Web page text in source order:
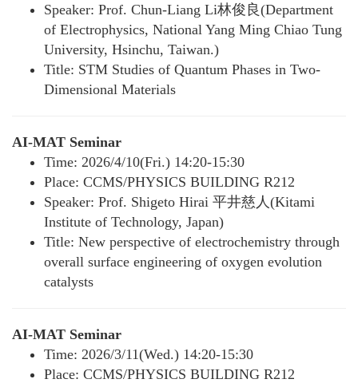
Speaker: Prof. Chun-Liang Li林俊良(Department
of Electrophysics, National Yang Ming Chiao Tung
University, Hsinchu, Taiwan.)
Title: STM Studies of Quantum Phases in Two-
Dimensional Materials
AI-MAT Seminar
Time: 2026/4/10(Fri.) 14:20-15:30
Place: CCMS/PHYSICS BUILDING R212
Speaker: Prof. Shigeto Hirai 平井慈人(Kitami
Institute of Technology, Japan)
Title: New perspective of electrochemistry through
overall surface engineering of oxygen evolution
catalysts
AI-MAT Seminar
Time: 2026/3/11(Wed.) 14:20-15:30
Place: CCMS/PHYSICS BUILDING R212